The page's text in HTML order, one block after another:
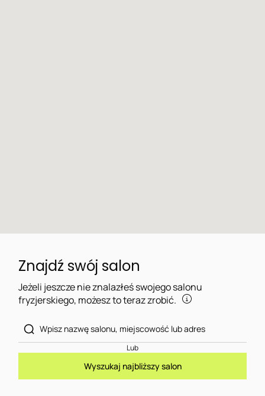
Znajdź swój salon
Jeżeli jeszcze nie znalazłeś swojego salonu
fryzjerskiego, możesz to teraz zrobić.
Lub
Wyszukaj najbliższy salon